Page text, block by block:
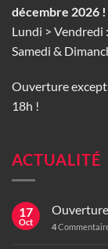
décembre 2026 !
Lundi > Vendredi
Samedi &
Ouverture
18h !
ACTUALITÉ
17
Oct 4